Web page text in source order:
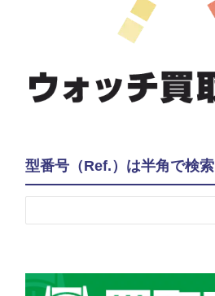
型番号（Ref.）は半角で検索